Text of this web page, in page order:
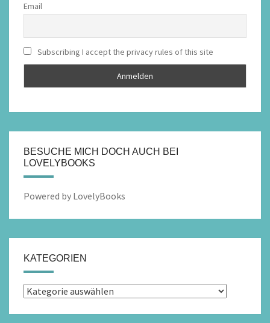
Email
Subscribing I accept the privacy rules of this site
BESUCHE MICH DOCH AUCH BEI
LOVELYBOOKS
Powered by LovelyBooks
KATEGORIEN
Kategorien